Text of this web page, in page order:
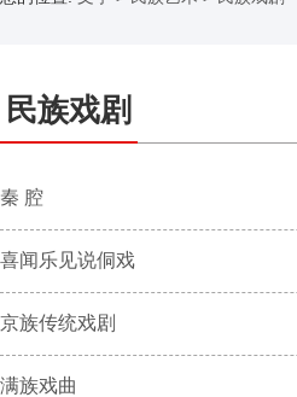
民族戏剧
秦 腔
喜闻乐见说侗戏
京族传统戏剧
满族戏曲